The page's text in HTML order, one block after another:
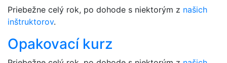
Priebežne celý rok, po dohode s niektorým z našich
inštruktorov.
Opakovací kurz